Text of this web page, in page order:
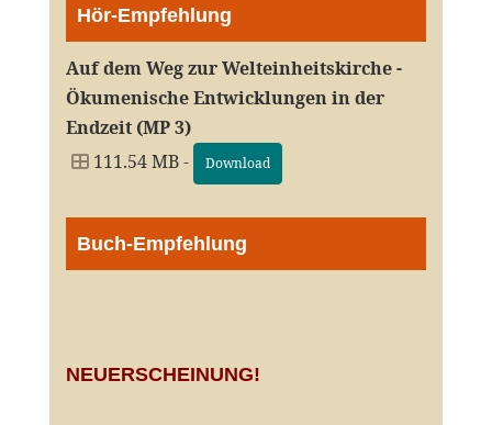
Hör-Empfehlung
Auf dem Weg zur Welteinheitskirche -
Ökumenische Entwicklungen in der
Endzeit (MP 3)
111.54 MB -
Download
Buch-Empfehlung
NEUERSCHEINUNG!